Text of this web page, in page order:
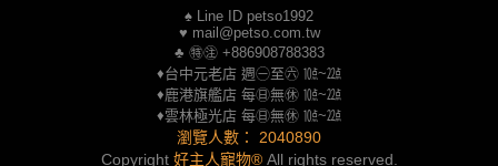
♠ Line ID petso1992
♥ mail@petso.com.tw
♣ ㊕㊟ +886908788383
♦台中元老店 週㊀至㊅ ㍢~㍮
♦鹿港旗艦店 每㊐無㊡ ㍢~㍮
♦雲林極光店 每㊐無㊡ ㍢~㍮
瀏覽人數： 2040890
Copyright好主人寵物® All rights reserved.